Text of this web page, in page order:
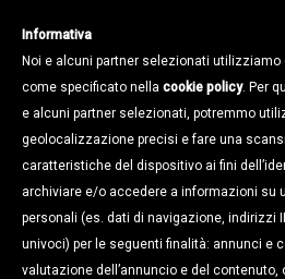
News dalle PMI /
DIGITAL FOR
CONSULENTE IN
BUSINESS E
FA CRESCERE IL
Informativa
Noi e alcuni partner selezionati
come specificato nella cookie policy. Per
e alcuni partner selezionati, potremmo
geolocalizzazione precisi e fare una
caratteristiche del dispositivo ai fini
archiviare e/o accedere a informazioni su
personali (es. dati di navigazione, indirizzi
univoci) per le seguenti finalità: annunci e
valutazione dell’annuncio e del contenuto,